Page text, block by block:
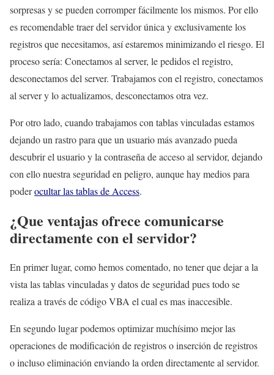
sorpresas y se pueden corromper fácilmente los mismos. Por ello
es recomendable traer del servidor única y exclusivamente los
registros que necesitamos, así estaremos minimizando el riesgo. El
proceso sería: Conectamos al server, le pedidos el registro,
desconectamos del server. Trabajamos con el registro, conectamos
al server y lo actualizamos, desconectamos otra vez.
Por otro lado, cuando trabajamos con tablas vinculadas estamos
dejando un rastro para que un usuario más avanzado pueda
descubrir el usuario y la contraseña de acceso al servidor, dejando
con ello nuestra seguridad en peligro, aunque hay medios para
poderocultar las tablas de Access.
¿Que ventajas ofrece comunicarse
directamente con el servidor?
En primer lugar, como hemos comentado, no tener que dejar a la
vista las tablas vinculadas y datos de seguridad pues todo se
realiza a través de código VBA el cual es mas inaccesible.
En segundo lugar podemos optimizar muchísimo mejor las
operaciones de modificación de registros o inserción de registros
o incluso eliminación enviando la orden directamente al servidor.